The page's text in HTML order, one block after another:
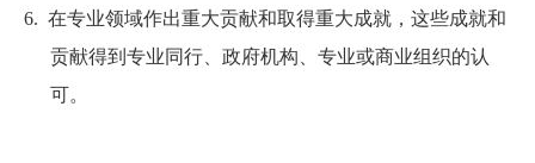
6. 在专业领域作出重大贡献和取得重大成就，这些成就和
贡献得到专业同行、政府机构、专业或商业组织的认
可。